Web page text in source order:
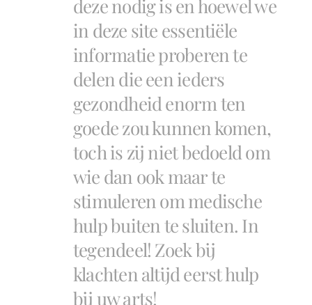
deze nodig is en hoewel we
in deze site essentiële
informatie proberen te
delen die een ieders
gezondheid enorm ten
goede zou kunnen komen,
toch is zij niet bedoeld om
wie dan ook maar te
stimuleren om medische
hulp buiten te sluiten. In
tegendeel! Zoek bij
klachten altijd eerst hulp
bij uw arts!